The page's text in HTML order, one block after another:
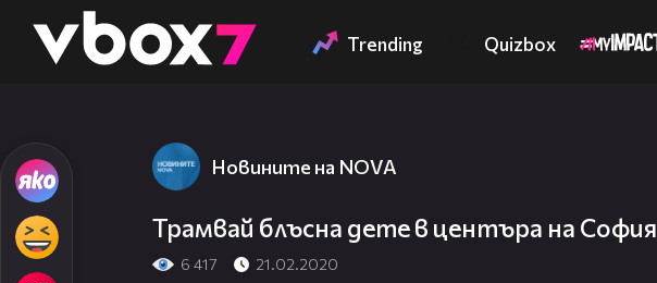
👾 Trending Quizbox
Новините на NOVA
Трамвай блъсна дете в центъра на София
6 417 21.02.2020